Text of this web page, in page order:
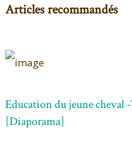
Articles recommandés
Education du jeune cheval
[Diaporama]